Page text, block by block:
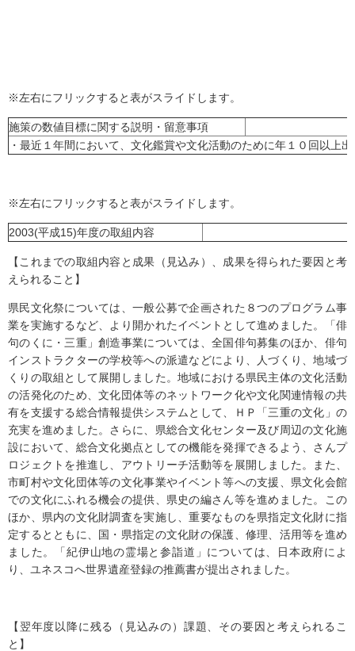
※左右にフリックすると表がスライドします。
施策の数値目標に関する説明・留意事項
・最近１年間において、文化鑑賞や文化活動のために年１０回以上
※左右にフリックすると表がスライドします。
2003(平成15)年度の取組内容
【これまでの取組内容と成果（見込み）、成果を得られた要因と考
えられること】
県民文化祭については、一般公募で企画された８つのプログラム事
業を実施するなど、より開かれたイベントとして進めました。「俳
句のくに・三重」創造事業については、全国俳句募集のほか、俳句
インストラクターの学校等への派遣などにより、人づくり、地域づ
くりの取組として展開しました。地域における県民主体の文化活動
の活発化のため、文化団体等のネットワーク化や文化関連情報の共
有を支援する総合情報提供システムとして、ＨＰ「三重の文化」の
充実を進めました。さらに、県総合文化センター及び周辺の文化施
設において、総合文化拠点としての機能を発揮できるよう、さんプ
ロジェクトを推進し、アウトリーチ活動等を展開しました。また、
市町村や文化団体等の文化事業やイベント等への支援、県文化会館
での文化にふれる機会の提供、県史の編さん等を進めました。この
ほか、県内の文化財調査を実施し、重要なものを県指定文化財に指
定するとともに、国・県指定の文化財の保護、修理、活用等を進め
ました。「紀伊山地の霊場と参詣道」については、日本政府によ
り、ユネスコへ世界遺産登録の推薦書が提出されました。
【翌年度以降に残る（見込みの）課題、その要因と考えられるこ
と】